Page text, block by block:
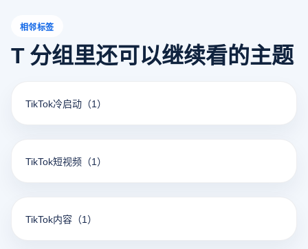
相邻标签
T 分组里还可以继续看的主题
TikTok冷启动 （1）
TikTok短视频 （1）
TikTok内容 （1）